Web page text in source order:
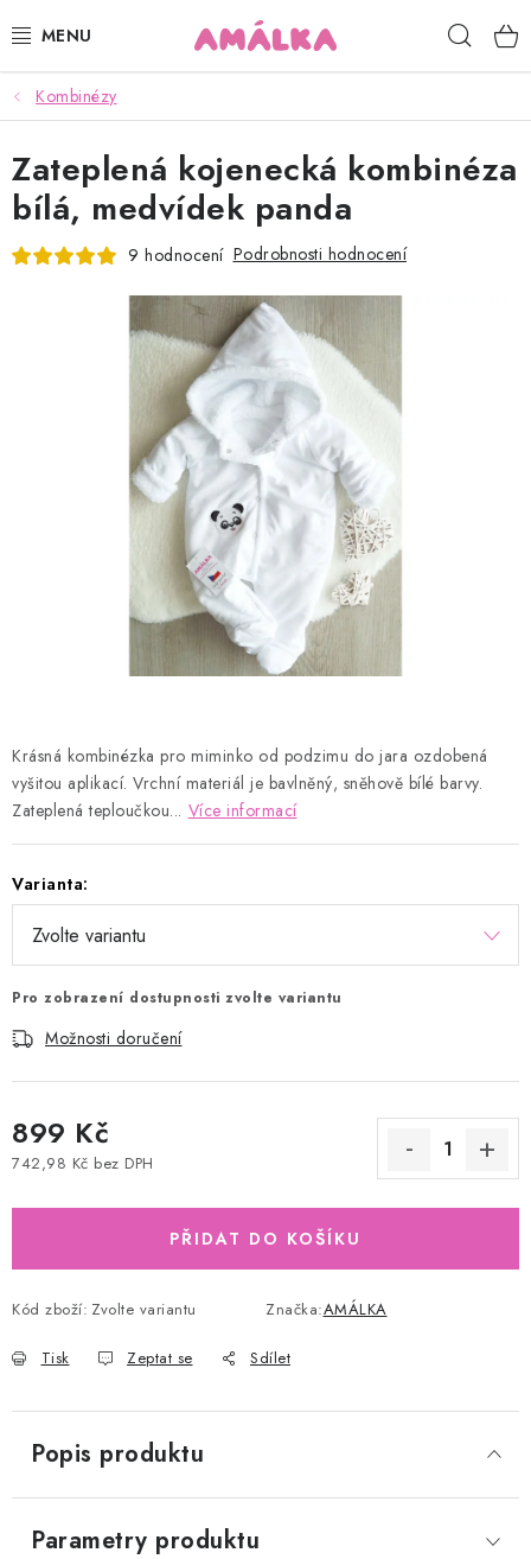
na
KOJENECKÉ, DĚTSKÉ OBLEČENÍ
ČEPICE, RUKAVICE, NÁKRČNÍKY
OSUŠKY, BRYNDÁKY, DEKY, DOPLŇKY
HODNOCENÍ OBCHODU
Proč AMÁLKA?
Doprava a platba
Postup pro vrácení a výměnu
Obchodní podmínky
Podmínky ochrany osobních údajů
Blog
Kombinézy
Krásná kombinézka pro miminko od podzimu do jara ozdobená
vyšitou aplikací. Vrchní materiál je bavlněný, sněhově bílé barvy.
Zateplená teploučkou... Více informací
Varianta:
Pro zobrazení dostupnosti zvolte variantu
Možnosti doručení
899 Kč
742,98 Kč bez DPH
PŘIDAT DO KOŠÍKU
Kód zboží: Zvolte variantu Značka:AMÁLKA
Tisk Zeptat se Sdílet
Zateplená kojenecká kombinéza
bílá, medvídek panda
9 hodnocení Podrobnosti hodnocení
Popis produktu
Parametry produktu